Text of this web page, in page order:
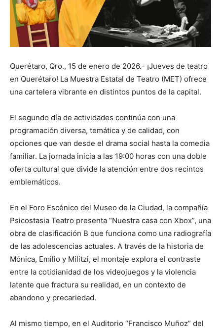
Querétaro, Qro., 15 de enero de 2026.- ¡Jueves de teatro
en Querétaro! La Muestra Estatal de Teatro (MET) ofrece
una cartelera vibrante en distintos puntos de la capital.
El segundo día de actividades continúa con una
programación diversa, temática y de calidad, con
opciones que van desde el drama social hasta la comedia
familiar. La jornada inicia a las 19:00 horas con una doble
oferta cultural que divide la atención entre dos recintos
emblemáticos.
En el Foro Escénico del Museo de la Ciudad, la compañía
Psicostasia Teatro presenta “Nuestra casa con Xbox”, una
obra de clasificación B que funciona como una radiografía
de las adolescencias actuales. A través de la historia de
Mónica, Emilio y Militzi, el montaje explora el contraste
entre la cotidianidad de los videojuegos y la violencia
latente que fractura su realidad, en un contexto de
abandono y precariedad.
Al mismo tiempo, en el Auditorio “Francisco Muñoz” del